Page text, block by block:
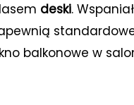
deski.
balkonowe w